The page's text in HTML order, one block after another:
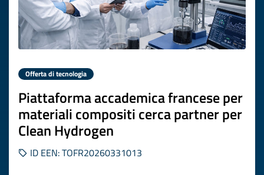
Offerta di tecnologia
Piattaforma accademica francese per
materiali compositi cerca partner per
Clean Hydrogen
ID EEN: TOFR20260331013